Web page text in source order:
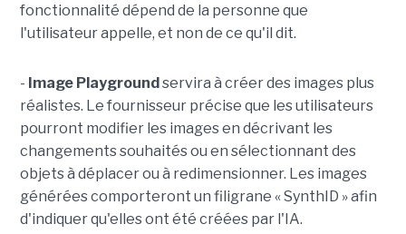
fonctionnalité dépend de la personne que
l'utilisateur appelle, et non de ce qu'il dit.
- Image Playgroundservira à créer des images plus
réalistes. Le fournisseur précise que les utilisateurs
pourront modifier les images en décrivant les
changements souhaités ou en sélectionnant des
objets à déplacer ou à redimensionner. Les images
générées comporteront un filigrane « SynthID » afin
d'indiquer qu'elles ont été créées par l'IA.